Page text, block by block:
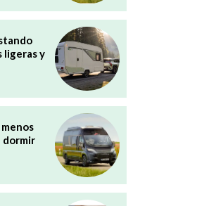
ligeras y
dormir